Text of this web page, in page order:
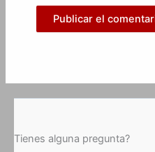
Tienes alguna pregunta?